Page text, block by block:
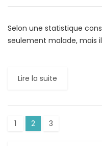
Selon une statistique
seulement malade, mais
Lire la suite
1 2 3